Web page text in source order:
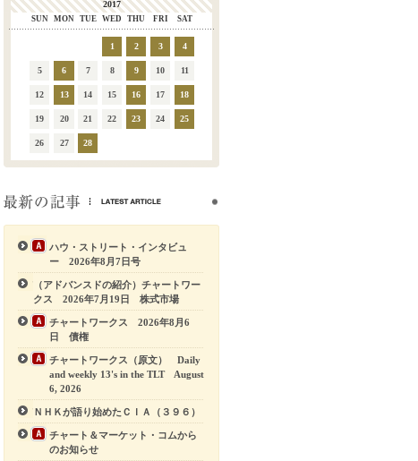
2017
SUN MON TUE WED THU FRI SAT
1 2 3 4
5 6 7 8 9 10 11
12 13 14 15 16 17 18
19 20 21 22 23 24 25
26 27 28
ハウ・ストリート・インタビュ
ー 2026年8月7日号
（アドバンスドの紹介）チャートワー
クス 2026年7月19日 株式市場
チャートワークス 2026年8月6
日 債権
チャートワークス（原文） Daily
and weekly 13's in the TLT August
6, 2026
ＮＨＫが語り始めたＣＩＡ（３９６）
チャート＆マーケット・コムから
のお知らせ